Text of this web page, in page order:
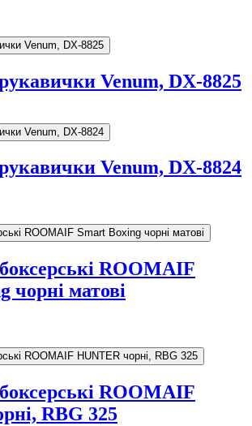
Venum, DX-8825
Venum, DX-8824
ROOMAIF
чорні матові
ROOMAIF
RBG 325